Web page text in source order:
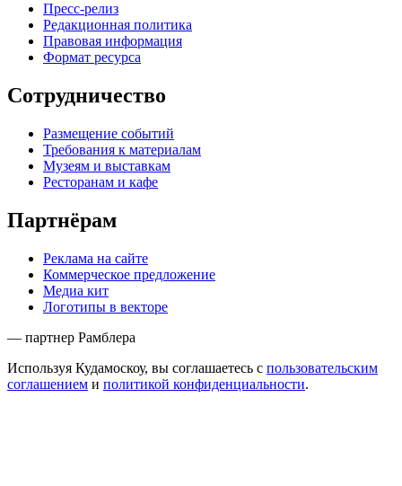
Пресс-релиз
Редакционная политика
Правовая информация
Формат ресурса
Сотрудничество
Размещение событий
Требования к материалам
Музеям и выставкам
Ресторанам и кафе
Партнёрам
Реклама на сайте
Коммерческое предложение
Медиа кит
Логотипы в векторе
— партнер Рамблера
Используя Кудамоскоу, вы соглашаетесь с пользовательским
соглашением и политикой конфиденциальности.